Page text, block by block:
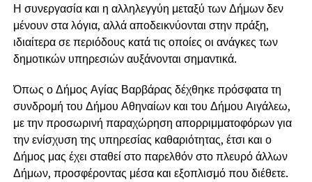
Η συνεργασία και η αλληλεγγύη μεταξύ των Δήμων δεν
μένουν στα λόγια, αλλά αποδεικνύονται στην πράξη,
ιδιαίτερα σε περιόδους κατά τις οποίες οι ανάγκες των
δημοτικών υπηρεσιών αυξάνονται σημαντικά.
Όπως ο Δήμος Αγίας Βαρβάρας δέχθηκε πρόσφατα τη
συνδρομή του Δήμου Αθηναίων και του Δήμου Αιγάλεω,
με την προσωρινή παραχώρηση απορριμματοφόρων για
την ενίσχυση της υπηρεσίας καθαριότητας, έτσι και ο
Δήμος μας έχει σταθεί στο παρελθόν στο πλευρό άλλων
Δήμων, προσφέροντας μέσα και εξοπλισμό που διέθετε.